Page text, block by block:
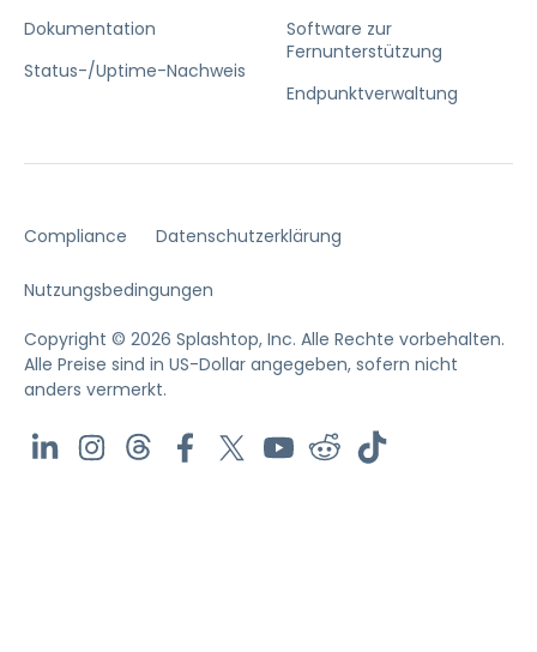
Dokumentation
Status-/Uptime-Nachweis
Software zur
Fernunterstützung
Endpunktverwaltung
Compliance Datenschutzerklärung
Nutzungsbedingungen
Copyright © 2026 Splashtop, Inc. Alle Rechte vorbehalten.
Alle Preise sind in US-Dollar angegeben, sofern nicht
anders vermerkt.